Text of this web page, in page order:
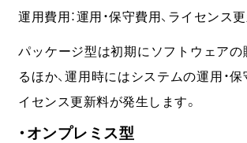
運用費用：運用・保守費用、ライセンス
パッケージ型は初期にソフトウェアの
るほか、運用時にはシステムの運用・
イセンス更新料が発生します。
・オンプレミス型
企業情報 採用情報個人情報保
03-6261-3694